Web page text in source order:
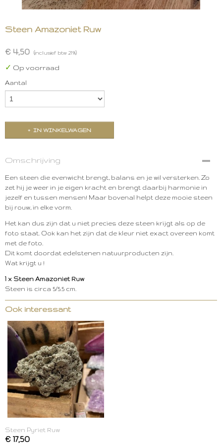
Steen Amazoniet Ruw
€ 4,50 (inclusief btw 21%)
✓ Op voorraad
Aantal
IN WINKELWAGEN
Omschrijving
Een steen die evenwicht brengt, balans en je wil versterken. Zo
zet hij je weer in je eigen kracht en brengt daarbij harmonie in
jezelf en tussen mensen! Maar bovenal helpt deze mooie steen
bij rouw, in elke vorm.
Het kan dus zijn dat u niet precies deze steen krijgt als op de
foto staat. Ook kan het zijn dat de kleur niet exact overeen komt
met de foto.
Dit komt doordat edelstenen natuurproducten zijn.
Wat krijgt u !
1 x Steen Amazoniet Ruw
Steen is circa 5/5.5 cm.
Ook interessant
Steen Pyriet Ruw
€ 17,50